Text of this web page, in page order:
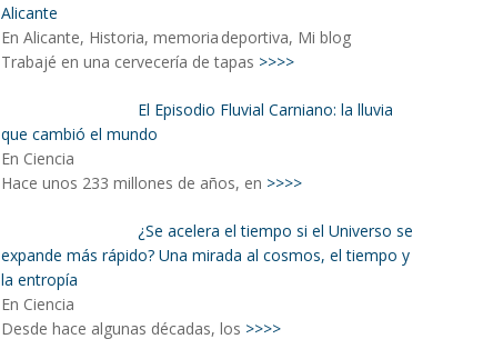
Alicante
En Alicante, Historia, memoria deportiva, Mi blog
Trabajé en una cervecería de tapas >>>>
El Episodio Fluvial Carniano: la lluvia
que cambió el mundo
En Ciencia
Hace unos 233 millones de años, en >>>>
¿Se acelera el tiempo si el Universo se
expande más rápido? Una mirada al cosmos, el tiempo y
la entropía
En Ciencia
Desde hace algunas décadas, los >>>>